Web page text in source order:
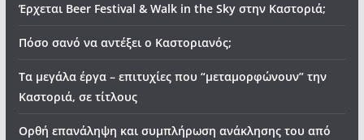
Έρχεται Beer Festival & Walk in the Sky στην Καστοριά;
Πόσο σανό να αντέξει ο Καστοριανός;
Τα μεγάλα έργα – επιτυχίες που “μεταμορφώνουν” την
Καστοριά, σε τίτλους
Ορθή επανάληψη και συμπλήρωση ανάκλησης του από